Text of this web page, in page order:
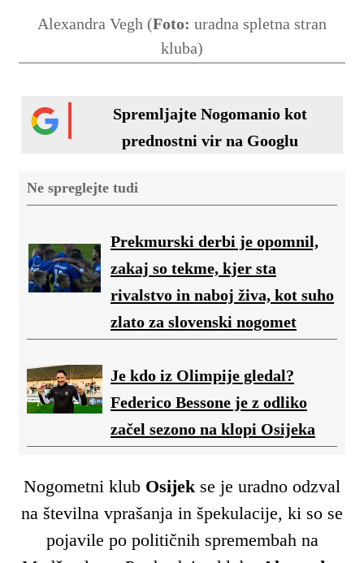
Alexandra Vegh (Foto: uradna spletna stran
kluba)
Spremljajte Nogomanio kot
prednostni vir na Googlu
Ne spreglejte tudi
Prekmurski derbi je opomnil,
zakaj so tekme, kjer sta
rivalstvo in naboj živa, kot suho
zlato za slovenski nogomet
Je kdo iz Olimpije gledal?
Federico Bessone je z odliko
začel sezono na klopi Osijeka
Nogometni klub Osijekse je uradno odzval
na številna vprašanja in špekulacije, ki so se
pojavile po političnih spremembah na